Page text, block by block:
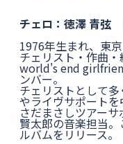
チェロ：徳澤 青弦
1976年生まれ、東京
チェリスト・作曲・
world's end
ンバー。
チェリストとして
やライヴサポートを
さだまさしツアー
賢太郎の音楽担当
ルバムをリリース。